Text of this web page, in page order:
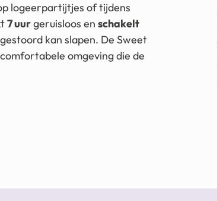
logeerpartijtjes of tijdens
7 uurgeruisloos en schakelt
kan slapen. De Sweet
omgeving die de